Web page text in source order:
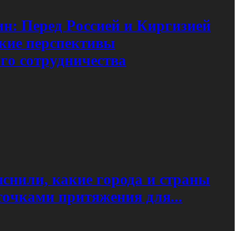
Перед Россией и Киргизией
перспективы
сотрудничества
какие города и страны
притяжения для...